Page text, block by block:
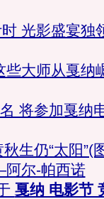
光影盛宴独
些大师从戛纳
将参加戛纳
生仍“太阳”(
尔-帕西诺
戛纳 电影节